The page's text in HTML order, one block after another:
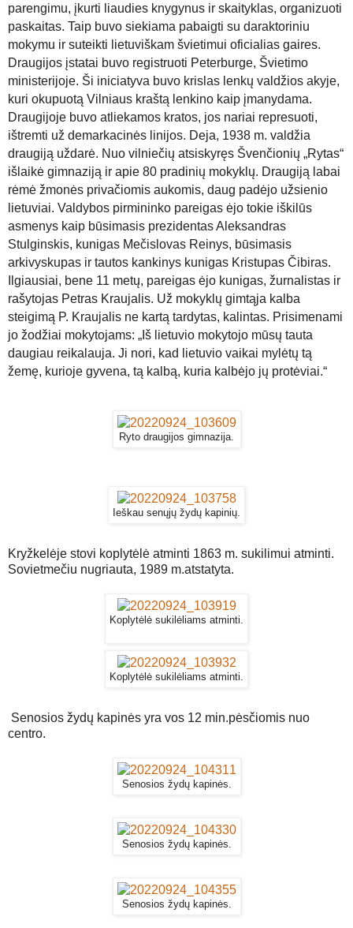
parengimu, įkurti liaudies knygynus ir skaityklas, organizuoti
paskaitas. Taip buvo siekiama pabaigti su daraktoriniu
mokymu ir suteikti lietuviškam švietimui oficialias gaires.
Draugijos įstatai buvo registruoti Peterburge, Švietimo
ministerijoje. Ši iniciatyva buvo krislas lenkų valdžios akyje,
kuri okupuotą Vilniaus kraštą lenkino kaip įmanydama.
Draugijoje buvo atliekamos kratos, jos nariai represuoti,
ištremti už demarkacinės linijos. Deja, 1938 m. valdžia
draugiją uždarė. Nuo vilniečių atsiskyręs Švenčionių „Rytas“
išlaikė gimnaziją ir apie 80 pradinių mokyklų. Draugiją labai
rėmė žmonės privačiomis aukomis, daug padėjo užsienio
lietuviai. Valdybos pirmininko pareigas ėjo tokie iškilūs
asmenys kaip būsimasis prezidentas Aleksandras
Stulginskis, kunigas Mečislovas Reinys, būsimasis
arkivyskupas ir tautos kankinys kunigas Kristupas Čibiras.
Ilgiausiai, bene 11 metų, pareigas ėjo kunigas, žurnalistas ir
rašytojas Petras Kraujalis. Už mokyklų gimtąja kalba
steigimą P. Kraujalis ne kartą tardytas, kalintas. Prisimenami
jo žodžiai mokytojams: „Iš lietuvio mokytojo mūsų tauta
daugiau reikalauja. Ji nori, kad lietuvio vaikai mylėtų tą
žemę, kurioje gyvena, tą kalbą, kuria kalbėjo jų protėviai.“
Ryto draugijos gimnazija.
Ieškau senųjų žydų kapinių.
Kryžkelėje stovi koplytėlė atminti 1863 m. sukilimui atminti.
Sovietmečiu nugriauta, 1989 m.atstatyta.
Koplytėlė sukilėliams atminti.
Koplytėlė sukilėliams atminti.
Senosios žydų kapinės yra vos 12 min.pėsčiomis nuo
centro.
Senosios žydų kapinės.
Senosios žydų kapinės.
Senosios žydų kapinės.